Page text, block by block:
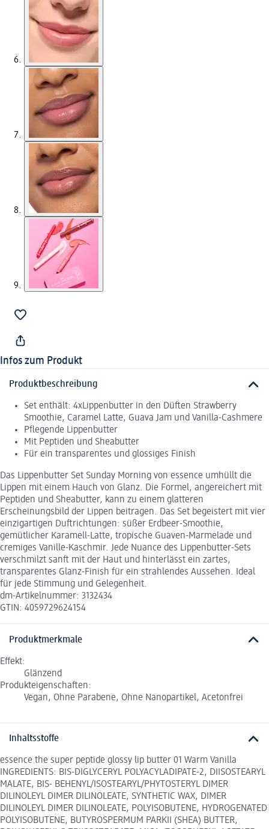
Infos zum Produkt
Produktbeschreibung
Set enthält: 4xLippenbutter in den Düften Strawberry
Smoothie, Caramel Latte, Guava Jam und Vanilla-Cashmere
Pflegende Lippenbutter
Mit Peptiden und Sheabutter
Für ein transparentes und glossiges Finish
Das Lippenbutter Set Sunday Morning von essence umhüllt die
Lippen mit einem Hauch von Glanz. Die Formel, angereichert mit
Peptiden und Sheabutter, kann zu einem glatteren
Erscheinungsbild der Lippen beitragen. Das Set begeistert mit vier
einzigartigen Duftrichtungen: süßer Erdbeer-Smoothie,
gemütlicher Karamell-Latte, tropische Guaven-Marmelade und
cremiges Vanille-Kaschmir. Jede Nuance des Lippenbutter-Sets
verschmilzt sanft mit der Haut und hinterlässt ein zartes,
transparentes Glanz-Finish für ein strahlendes Aussehen. Ideal
für jede Stimmung und Gelegenheit.
dm-Artikelnummer: 3132434
GTIN: 4059729624154
Produktmerkmale
Effekt:
Glänzend
Produkteigenschaften:
Vegan, Ohne Parabene, Ohne Nanopartikel, Acetonfrei
Inhaltsstoffe
essence the super peptide glossy lip butter 01 Warm Vanilla
INGREDIENTS: BIS-DIGLYCERYL POLYACYLADIPATE-2, DIISOSTEARYL
MALATE, BIS- BEHENYL/ISOSTEARYL/PHYTOSTERYL DIMER
DILINOLEYL DIMER DILINOLEATE, SYNTHETIC WAX, DIMER
DILINOLEYL DIMER DILINOLEATE, POLYISOBUTENE, HYDROGENATED
POLYISOBUTENE, BUTYROSPERMUM PARKII (SHEA) BUTTER,